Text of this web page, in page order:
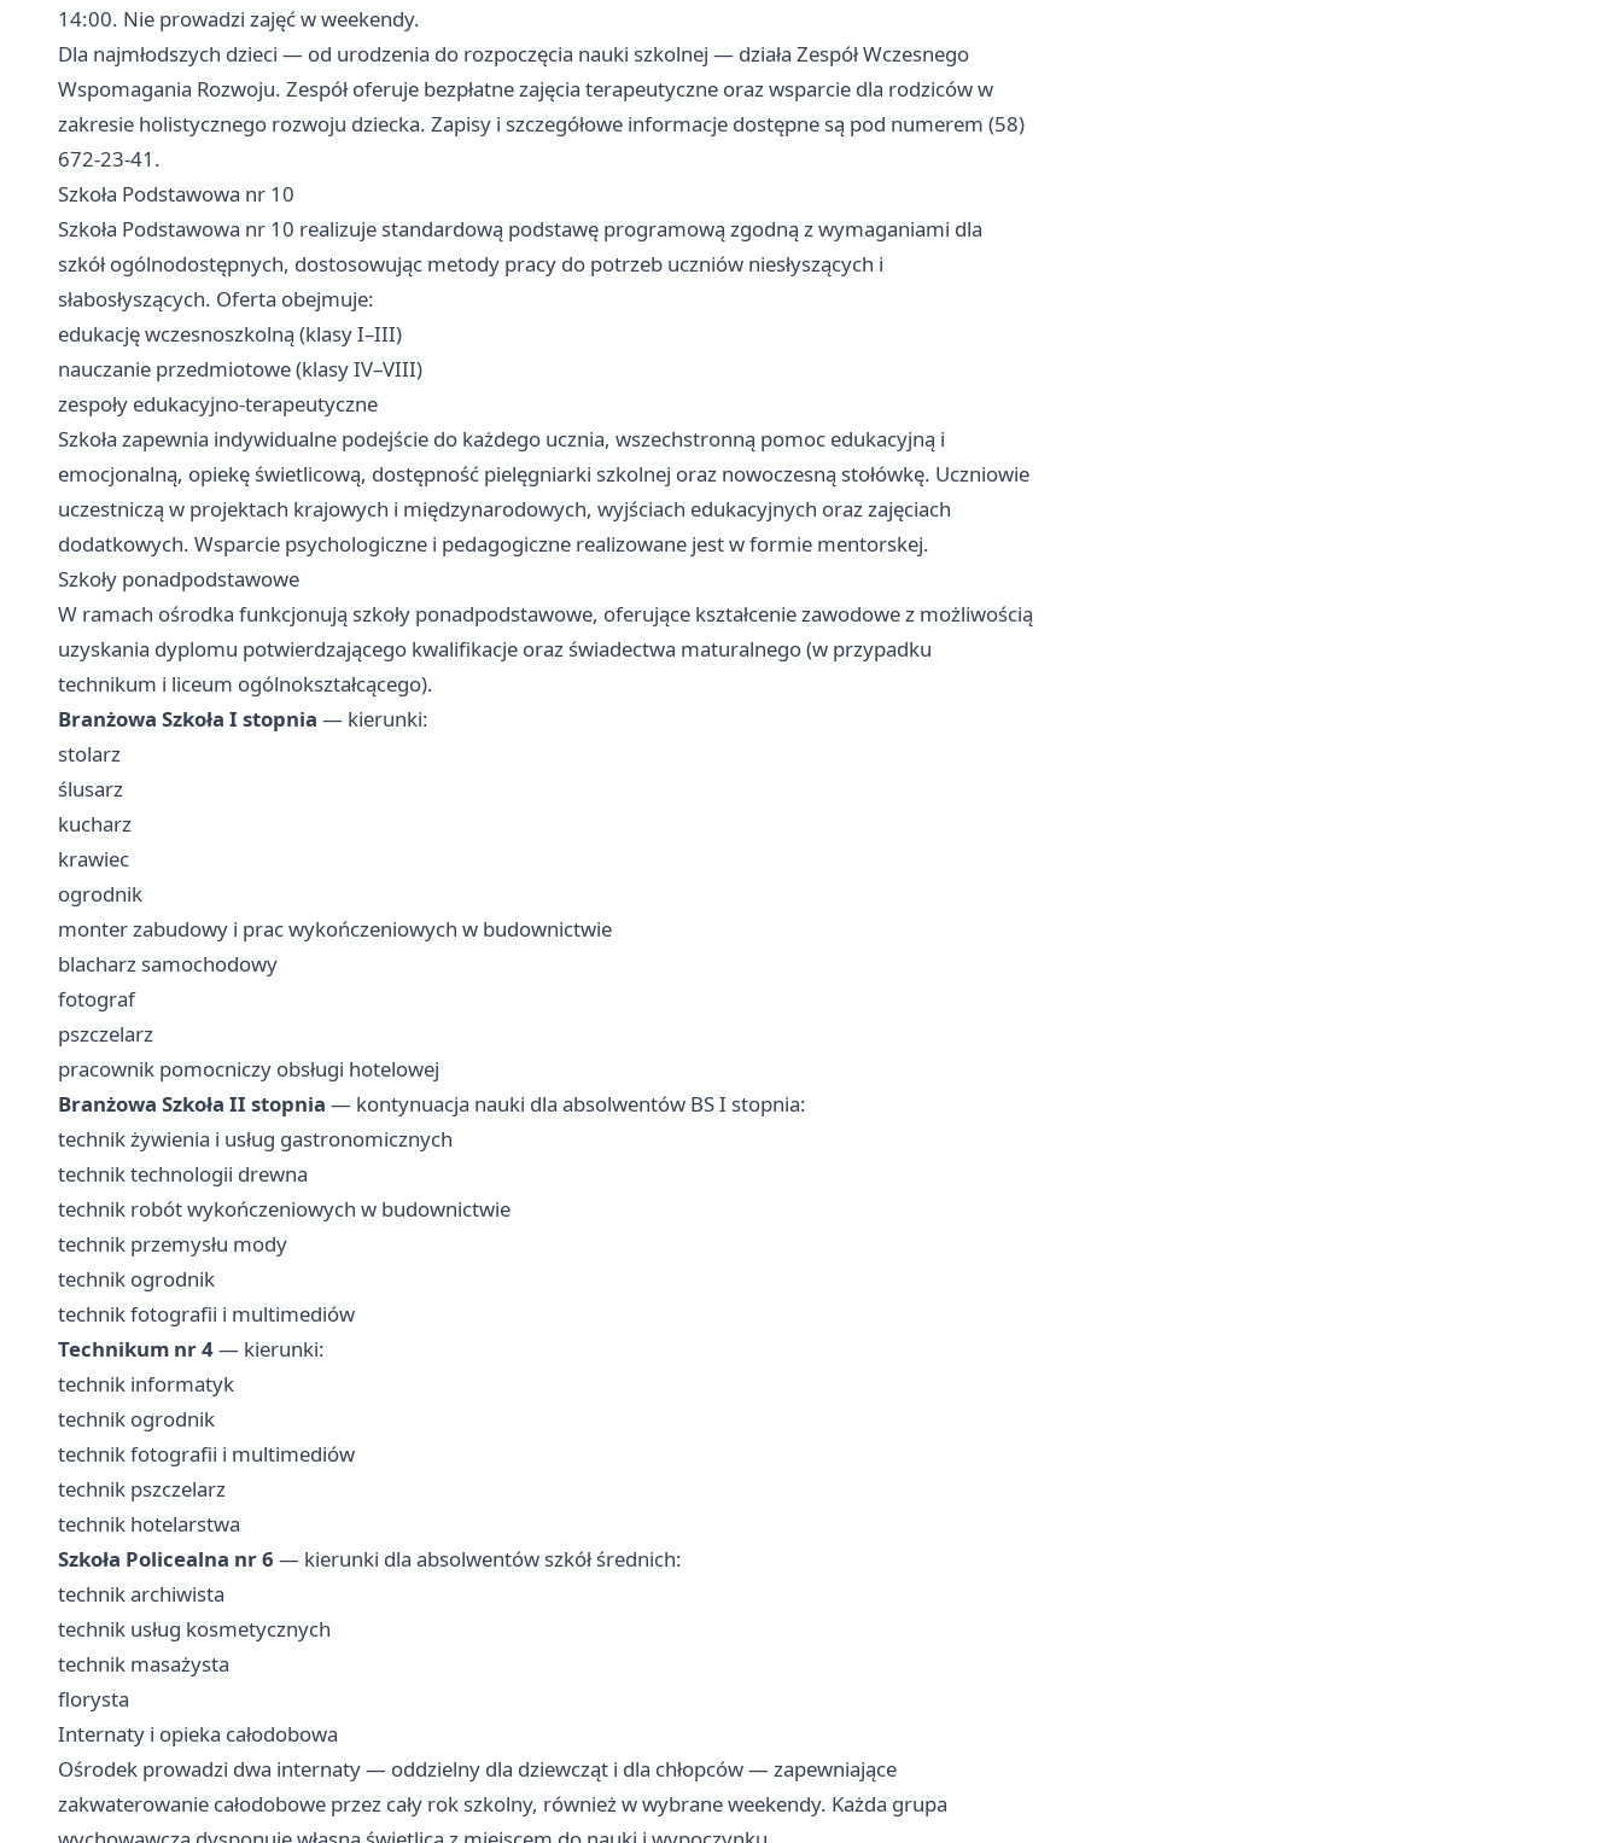
14:00. Nie prowadzi zajęć w weekendy.
Dla najmłodszych dzieci — od urodzenia do rozpoczęcia nauki szkolnej — działa Zespół Wczesnego
Wspomagania Rozwoju. Zespół oferuje bezpłatne zajęcia terapeutyczne oraz wsparcie dla rodziców w
zakresie holistycznego rozwoju dziecka. Zapisy i szczegółowe informacje dostępne są pod numerem (58)
672-23-41.
Szkoła Podstawowa nr 10
Szkoła Podstawowa nr 10 realizuje standardową podstawę programową zgodną z wymaganiami dla
szkół ogólnodostępnych, dostosowując metody pracy do potrzeb uczniów niesłyszących i
słabosłyszących. Oferta obejmuje:
edukację wczesnoszkolną (klasy I–III)
nauczanie przedmiotowe (klasy IV–VIII)
zespoły edukacyjno-terapeutyczne
Szkoła zapewnia indywidualne podejście do każdego ucznia, wszechstronną pomoc edukacyjną i
emocjonalną, opiekę świetlicową, dostępność pielęgniarki szkolnej oraz nowoczesną stołówkę. Uczniowie
uczestniczą w projektach krajowych i międzynarodowych, wyjściach edukacyjnych oraz zajęciach
dodatkowych. Wsparcie psychologiczne i pedagogiczne realizowane jest w formie mentorskej.
Szkoły ponadpodstawowe
W ramach ośrodka funkcjonują szkoły ponadpodstawowe, oferujące kształcenie zawodowe z możliwością
uzyskania dyplomu potwierdzającego kwalifikacje oraz świadectwa maturalnego (w przypadku
technikum i liceum ogólnokształcącego).
Branżowa Szkoła I stopnia — kierunki:
stolarz
ślusarz
kucharz
krawiec
ogrodnik
monter zabudowy i prac wykończeniowych w budownictwie
blacharz samochodowy
fotograf
pszczelarz
pracownik pomocniczy obsługi hotelowej
Branżowa Szkoła II stopnia — kontynuacja nauki dla absolwentów BS I stopnia:
technik żywienia i usług gastronomicznych
technik technologii drewna
technik robót wykończeniowych w budownictwie
technik przemysłu mody
technik ogrodnik
technik fotografii i multimediów
Technikum nr 4— kierunki:
technik informatyk
technik ogrodnik
technik fotografii i multimediów
technik pszczelarz
technik hotelarstwa
Szkoła Policealna nr 6 — kierunki dla absolwentów szkół średnich:
technik archiwista
technik usług kosmetycznych
technik masażysta
florysta
Internaty i opieka całodobowa
Ośrodek prowadzi dwa internaty — oddzielny dla dziewcząt i dla chłopców — zapewniające
zakwaterowanie całodobowe przez cały rok szkolny, również w wybrane weekendy. Każda grupa